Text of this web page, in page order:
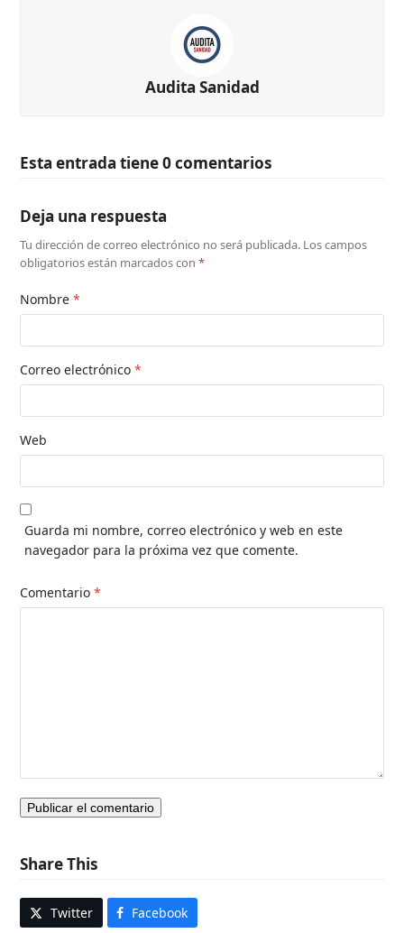
Audita Sanidad
Esta entrada tiene 0 comentarios
Deja una respuesta
Tu dirección de correo electrónico no será publicada. Los campos
obligatorios están marcados con*
Nombre*
Correo electrónico*
Web
Guarda mi nombre, correo electrónico y web en este
navegador para la próxima vez que comente.
Comentario*
Share This
Twitter Facebook